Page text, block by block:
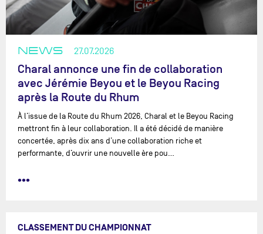
NEWS 27.07.2026
Charal annonce une fin de collaboration
avec Jérémie Beyou et le Beyou Racing
après la Route du Rhum
À l’issue de la Route du Rhum 2026, Charal et le Beyou Racing
mettront fin à leur collaboration. Il a été décidé de manière
concertée, après dix ans d’une collaboration riche et
performante, d’ouvrir une nouvelle ère pou…
•••
CLASSEMENT DU CHAMPIONNAT